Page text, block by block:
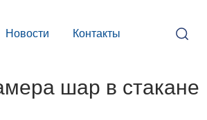
Новости Контакты
г. Москва, 119270,
Лужнецкая наб., д. 6, стр. 1,
шар в стакане